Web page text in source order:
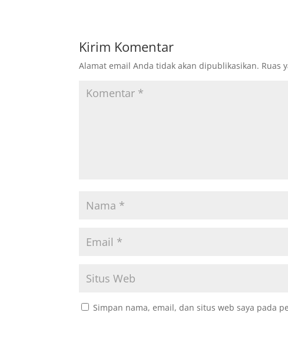
Kirim Komentar
Alamat email Anda tidak akan dipublikasikan. Ruas
Simpan nama, email, dan situs web saya pada